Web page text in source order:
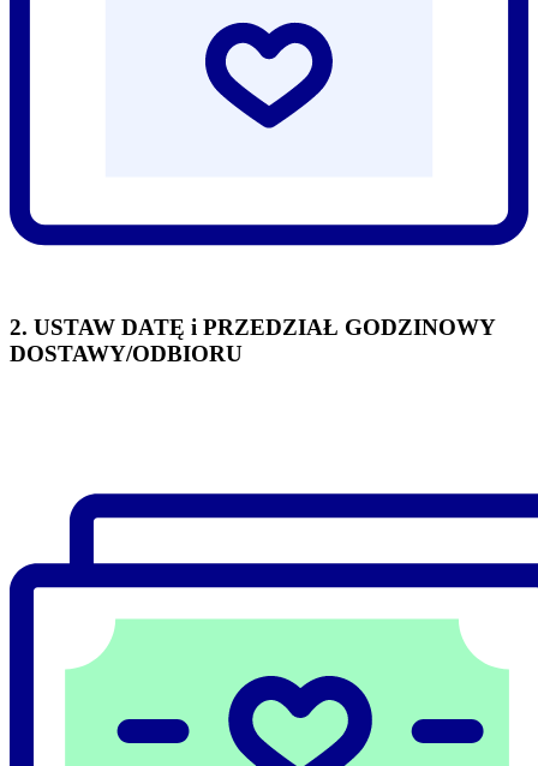
2. USTAW DATĘ i PRZEDZIAŁ GODZINOWY
DOSTAWY/ODBIORU